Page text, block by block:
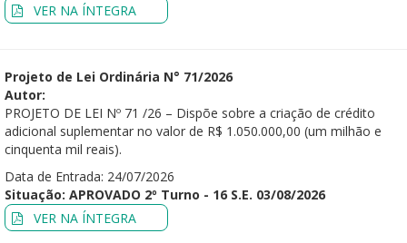
VER NA ÍNTEGRA
Projeto de Lei Ordinária N° 71/2026
Autor:
PROJETO DE LEI Nº 71 /26 – Dispõe sobre a criação de crédito
adicional suplementar no valor de R$ 1.050.000,00 (um milhão e
cinquenta mil reais).
Data de Entrada: 24/07/2026
Situação: APROVADO 2º Turno - 16 S.E. 03/08/2026
VER NA ÍNTEGRA